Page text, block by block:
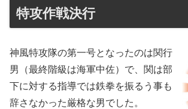
特攻作戦決行
神風特攻隊の第一号となったのは関行
男（最終階級は海軍中佐）で、関は部
下に対する指導では鉄拳を振るう事も
辞さなかった厳格な男でした。